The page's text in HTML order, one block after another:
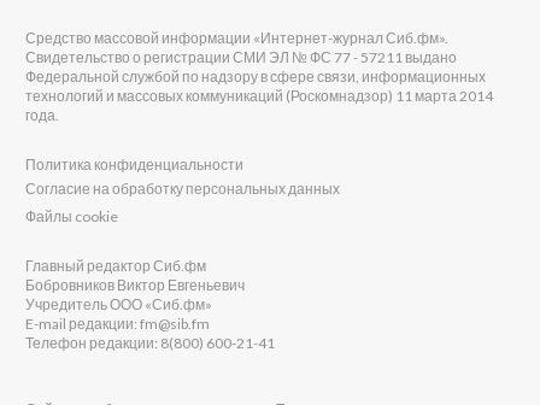
Средство массовой информации «Интернет-журнал Сиб.фм».
Свидетельство о регистрации СМИ ЭЛ № ФС 77 - 57211 выдано
Федеральной службой по надзору в сфере связи, информационных
технологий и массовых коммуникаций (Роскомнадзор) 11 марта 2014
года.
Политика конфиденциальности
Согласие на обработку персональных данных
Файлы cookie
Главный редактор Сиб.фм
Бобровников Виктор Евгеньевич
Учредитель ООО «Сиб.фм»
E-mail редакции: fm@sib.fm
Телефон редакции: 8(800) 600-21-41